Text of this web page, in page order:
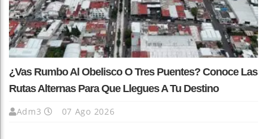
¿Vas Rumbo Al Obelisco O Tres Puentes? Conoce Las
Rutas Alternas Para Que Llegues A Tu Destino
Adm3 07 Ago 2026